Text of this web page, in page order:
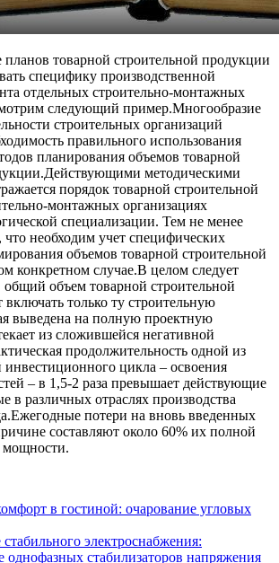
планов товарной строительной продукции
специфику производственной
отдельных строительно-монтажных
следующий пример.Многообразие
строительных организаций
правильного использования
планирования объемов товарной
методическими
порядок товарной строительной
монтажных организациях
специализации. Тем не менее
что необходим учет специфических
объемов товарной строительной
конкретном случае.В целом следует
общий объем товарной строительной
включать только ту строительную
выведена на полную проектную
из сложившейся негативной
продолжительность одной из
цикла – освоения
– в 1,5-2 раза превышает действующие
в различных отраслях производства
потери на вновь введенных
составляют около 60% их полной
мощности.
в гостиной: очарование угловых
электроснабжения:
однофазных стабилизаторов напряжения